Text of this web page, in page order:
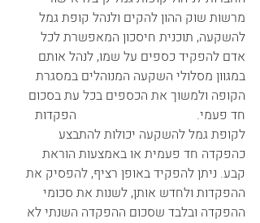
מרשות שוק ההון להקים ולנהל קופת גמל
להשקעה, תוכנית חיסכון המאפשרת לכל
אדם להפקיד כספים על שמו, לנהל אותם
במגוון מסלולי השקעה המנוהלים במסגרת
הקופה ולמשוך את הכספים בכל עת בסכום
חד פעמי.                                     הפקדות
לקופת גמל להשקעה יכולות להתבצע
כהפקדה חד פעמית או באמצעות הוראת
קבע. ניתן להפקיד באופן רציף, להפסיק את
ההפקדות ולחדש אותן, לשנות את סכומי
ההפקדה ובלבד שסכום ההפקדה השנתי לא